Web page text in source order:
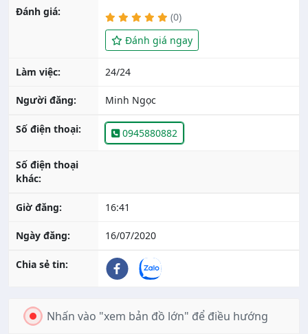
Đánh giá:
(0)
Đánh giá ngay
Làm việc: 24/24
Người đăng: Minh Ngọc
Số điện thoại: 0945880882
Số điện thoại
khác:
Giờ đăng: 16:41
Ngày đăng: 16/07/2020
Chia sẻ tin:
Nhấn vào "xem bản đồ lớn" để điều hướng